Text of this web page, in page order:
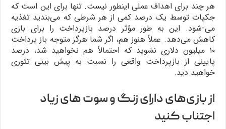
هر چند برای اهداف عملی اینطور نیست. تنها برای این است که
جکپات توسط یک درصد کمی از هر شرطی که می‌بندید تغذیه
می-شود. این به طور مؤثر درصد بازپرداخت را برای بازی
کاهش می‌دهد. عملاً هنوز هم، اگر شما هرگز متوجه باز پرداخت
۱۰ میلیون دلاری نشوید که احتمالاً هم نخواهید شد، درصد
پایینی از بازپرداخت واقعی را نسبت به پیش بینی تئوری
خواهید دید.
از بازی‌های دارای زنگ و سوت های زیاد
اجتناب کنید